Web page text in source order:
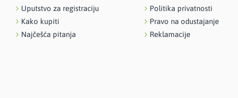
Uputstvo za registraciju
Kako kupiti
Najčešća pitanja
Politika privatnosti
Pravo na odustajanje
Reklamacije